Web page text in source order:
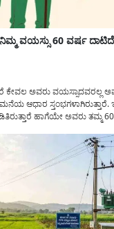
ವಯಸ್ಸು 60 ವರ್ಷ
ಅವರು ವಯಸ್ಸಾದವರಲ್ಲ
ಆಧಾರ
ಹಾಗೆಯೇ ಅವರು ತಮ್ಮ